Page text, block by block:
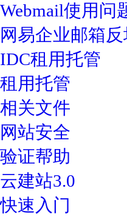
Webmail使用问
网易企业邮箱
IDC租用托管
租用托管
相关文件
网站安全
验证帮助
云建站3.0
快速入门